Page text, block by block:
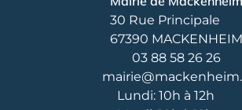
30 Rue Principale
67390 MACKENHEIM
03 88 58 26 26
Lundi: 10h à 12h